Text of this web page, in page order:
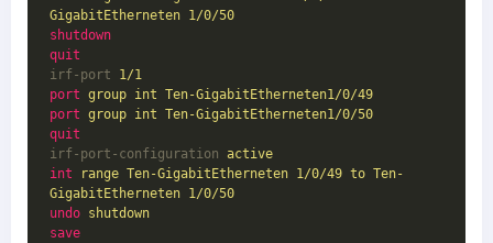
GigabitEtherneten 1/0/50
shutdown
quit
irf-port
1/1
port group int Ten-GigabitEtherneten1/0/49
port group int Ten-GigabitEtherneten1/0/50
quit
irf-port-configuration active
int
range Ten-GigabitEtherneten 1/0/49 to Ten-
GigabitEtherneten 1/0/50
undo shutdown
save